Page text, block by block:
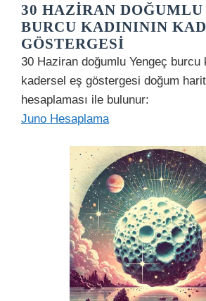
30 HAZIRAN DOĞUMLU
BURCU KADINININ
GÖSTERGESI
30 Haziran doğumlu Yengeç burcu
kadersel eş göstergesi doğum
hesaplaması ile bulunur:
Juno Hesaplama